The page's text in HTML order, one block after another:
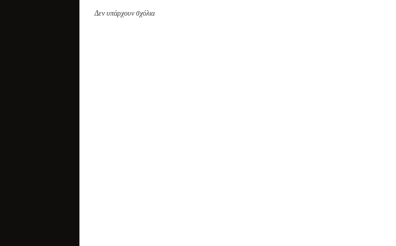
Δεν υπάρχουν σχόλια